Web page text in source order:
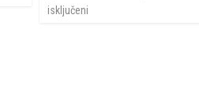
isključeni